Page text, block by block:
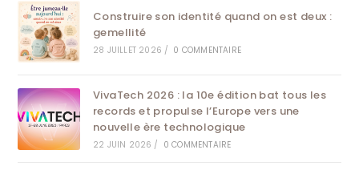
Construire son identité quand on est deux :
gemellité
28 JUILLET 2026 / 0 COMMENTAIRE
VivaTech 2026 : la 10e édition bat tous les
records et propulse l’Europe vers une
nouvelle ère technologique
22 JUIN 2026 / 0 COMMENTAIRE